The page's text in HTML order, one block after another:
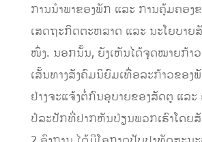
ການນໍາພາຂອງພັກ ແລະ ການຄຸ້ມຄອງ
ເສດຖະກິດຕະຫລາດ ແລະ ນະໂຍບາຍ
ໜຶ່ງ. ນອກນັ້ນ, ຍັງເຫັນໄດ້ຈຸດໝາຍກ້າ
ເສັ້ນທາງສັງຄົມນິຍົມເທື່ອລະກ້າວຂອງພັ
ຢ່າງຈະແຈ້ງຕໍ່ກົນອຸບາຍຂອງສັດຕູ ແລະ
ປໍລະປັກທີ່ຢາກຫັນປ່ຽນພວກເຮົາໂດຍ